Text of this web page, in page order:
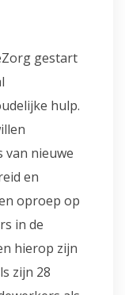
gestart
hulp.
van nieuwe
en
oproep op
in de
hierop zijn
zijn 28